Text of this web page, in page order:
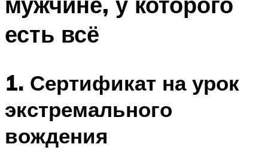
есть всё
1. Сертификат на урок
экстремального
вождения